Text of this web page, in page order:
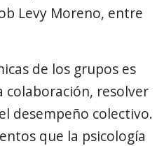
Levy Moreno, entre
de los grupos es
colaboración, resolver
desempeño colectivo.
que la psicología